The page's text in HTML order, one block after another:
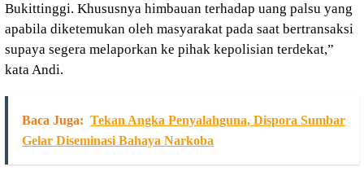
Bukittinggi. Khususnya himbauan terhadap uang palsu yang
apabila diketemukan oleh masyarakat pada saat bertransaksi
supaya segera melaporkan ke pihak kepolisian terdekat,”
kata Andi.
Baca Juga: Tekan Angka Penyalahguna, Dispora Sumbar
Gelar Diseminasi Bahaya Narkoba